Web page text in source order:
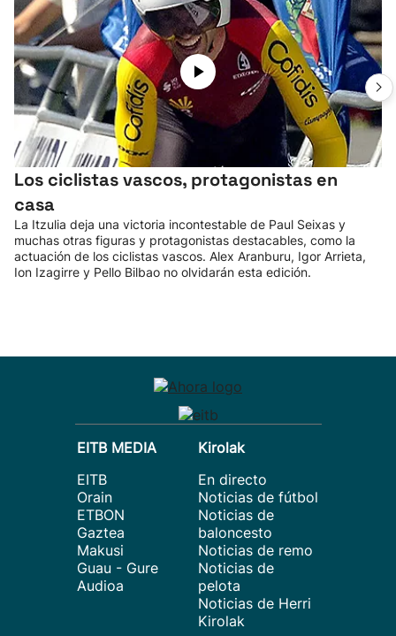
Los ciclistas vascos, protagonistas en
casa
La Itzulia deja una victoria incontestable de Paul Seixas y
muchas otras figuras y protagonistas destacables, como la
actuación de los ciclistas vascos. Alex Aranburu, Igor Arrieta,
Ion Izagirre y Pello Bilbao no olvidarán esta edición.
EITB MEDIA
EITB
Orain
ETBON
Gaztea
Makusi
Guau - Gure
Audioa
Kirolak
En directo
Noticias de fútbol
Noticias de
baloncesto
Noticias de remo
Noticias de
pelota
Noticias de Herri
Kirolak